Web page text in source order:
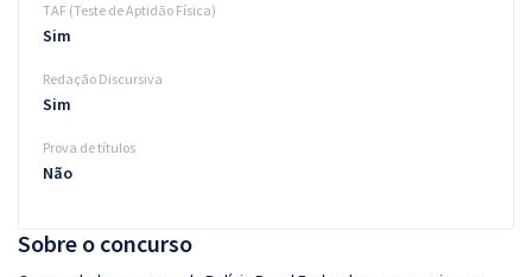
Sobre o concurso
TAF (Teste de Aptidão Física)
Sim
Redação Discursiva
Sim
Prova de títulos
Não